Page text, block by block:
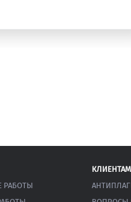
РАБОТЫ
КЛИЕНТАМ